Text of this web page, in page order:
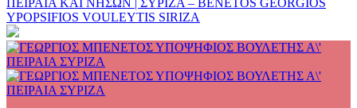
ΠΕΙΡΑΙΑ ΚΑΙ ΝΗΣΩΝ | ΣΥΡΙΖΑ – BENETOS GEORGIOS
YPOPSIFIOS VOULEYTIS SIRIZA